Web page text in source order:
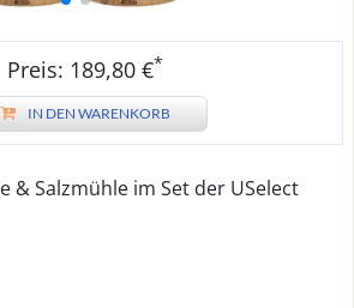
Preis: 189,80 €*
IN DEN WARENKORB
& Salzmühle im Set der USelect